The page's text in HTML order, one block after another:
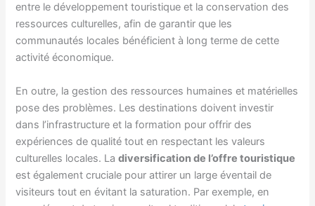
entre le développement touristique et la conservation des
ressources culturelles, afin de garantir que les
communautés locales bénéficient à long terme de cette
activité économique.
En outre, la gestion des ressources humaines et matérielles
pose des problèmes. Les destinations doivent investir
dans l’infrastructure et la formation pour offrir des
expériences de qualité tout en respectant les valeurs
culturelles locales. Ladiversification de l’offre touristique
est également cruciale pour attirer un large éventail de
visiteurs tout en évitant la saturation. Par exemple, en